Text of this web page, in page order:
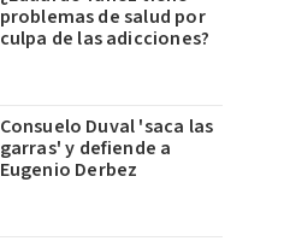
problemas de salud por
culpa de las adicciones?
Consuelo Duval 'saca las
garras' y defiende a
Eugenio Derbez